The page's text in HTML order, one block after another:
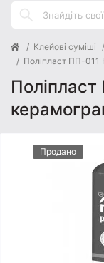
Клейові суміші
Поліпласт ПП-011
Продано